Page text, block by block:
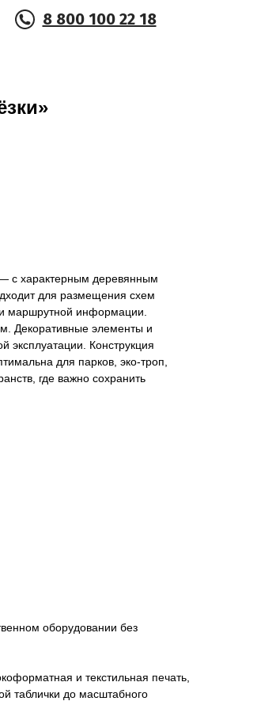
8 800 100 22 18
с характерным деревянным
для размещения схем
маршрутной информации.
Декоративные элементы и
Конструкция
для парков, эко-троп,
где важно сохранить
оборудовании без
и текстильная печать,
таблички до масштабного